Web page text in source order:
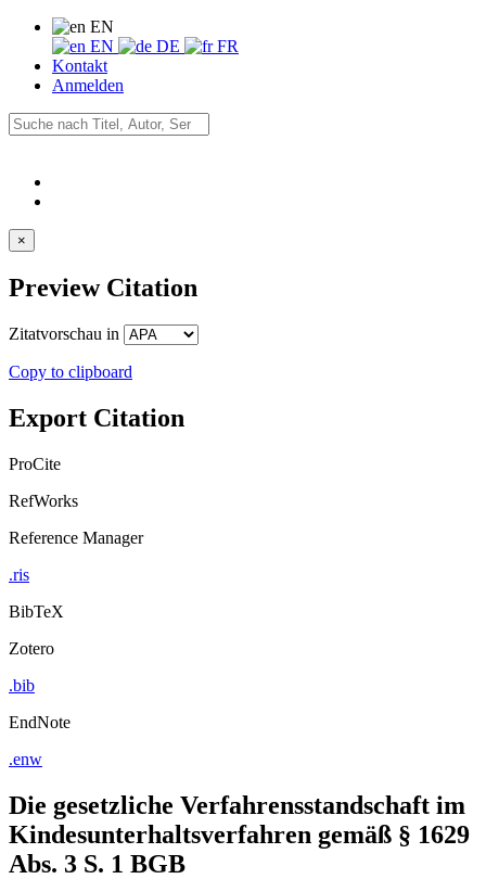
EN
EN
DE
FR
Kontakt
Anmelden
×
Preview Citation
Zitatvorschau in
Copy to clipboard
Export Citation
ProCite
RefWorks
Reference Manager
.ris
BibTeX
Zotero
.bib
EndNote
.enw
Die gesetzliche Verfahrensstandschaft im
Kindesunterhaltsverfahren gemäß § 1629
Abs. 3 S. 1 BGB